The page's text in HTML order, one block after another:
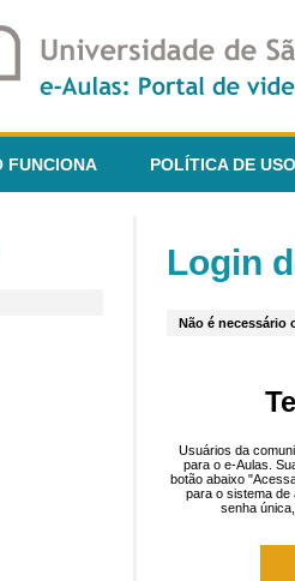
FUNCIONA POLÍTICA DE USO
Login
Não é necessário
Usuários da
para o e-Aulas.
botão abaixo
para o sistema de
senha